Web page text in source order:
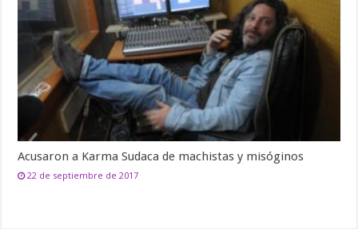
Acusaron a Karma Sudaca de machistas y misóginos
22 de septiembre de 2017